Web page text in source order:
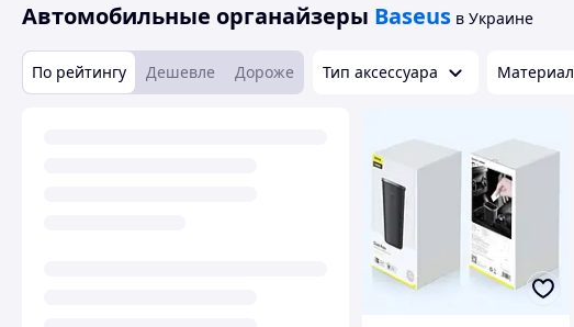
Автомобильные органайзеры Baseus в Украине
По рейтингу Дешевле Дороже Тип аксессуара Материал